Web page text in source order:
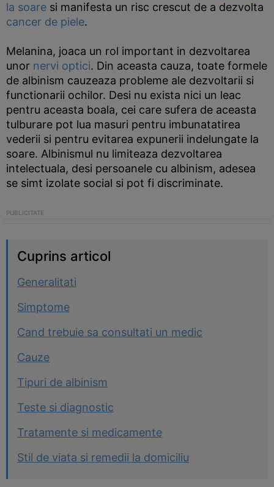
la soare si manifesta un risc crescut de a dezvolta
cancer de piele.
Melanina, joaca un rol important in dezvoltarea
unor nervi optici. Din aceasta cauza, toate formele
de albinism cauzeaza probleme ale dezvoltarii si
functionarii ochilor. Desi nu exista nici un leac
pentru aceasta boala, cei care sufera de aceasta
tulburare pot lua masuri pentru imbunatatirea
vederii si pentru evitarea expunerii indelungate la
soare. Albinismul nu limiteaza dezvoltarea
intelectuala, desi persoanele cu albinism, adesea
se simt izolate social si pot fi discriminate.
Cuprins articol
Generalitati
Simptome
Cand trebuie sa consultati un medic
Cauze
Tipuri de albinism
Teste si diagnostic
Tratamente si medicamente
Stil de viata si remedii la domiciliu